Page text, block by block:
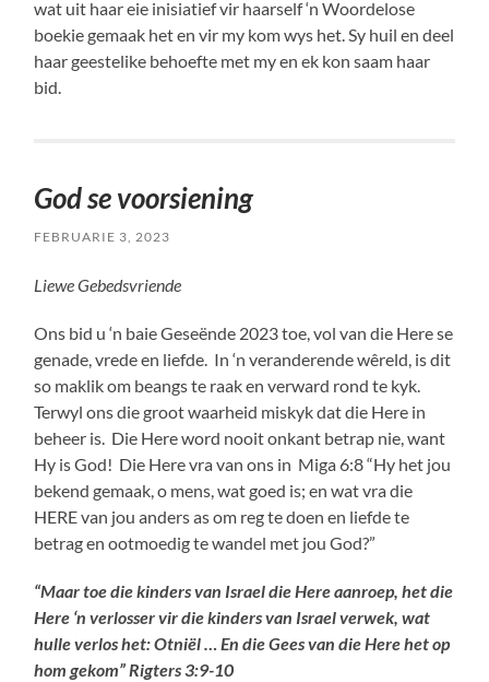
wat uit haar eie inisiatief vir haarself ‘n Woordelose
boekie gemaak het en vir my kom wys het. Sy huil en deel
haar geestelike behoefte met my en ek kon saam haar
bid.
God se voorsiening
FEBRUARIE 3, 2023
Liewe Gebedsvriende
Ons bid u ‘n baie Geseënde 2023 toe, vol van die Here se
genade, vrede en liefde. In ‘n veranderende wêreld, is dit
so maklik om beangs te raak en verward rond te kyk.
Terwyl ons die groot waarheid miskyk dat die Here in
beheer is. Die Here word nooit onkant betrap nie, want
Hy is God! Die Here vra van ons in Miga 6:8 “Hy het jou
bekend gemaak, o mens, wat goed is; en wat vra die
HERE van jou anders as om reg te doen en liefde te
betrag en ootmoedig te wandel met jou God?”
“Maar toe die kinders van Israel die Here aanroep, het die
Here ‘n verlosser vir die kinders van Israel verwek, wat
hulle verlos het: Otniël … En die Gees van die Here het op
hom gekom” Rigters 3:9-10